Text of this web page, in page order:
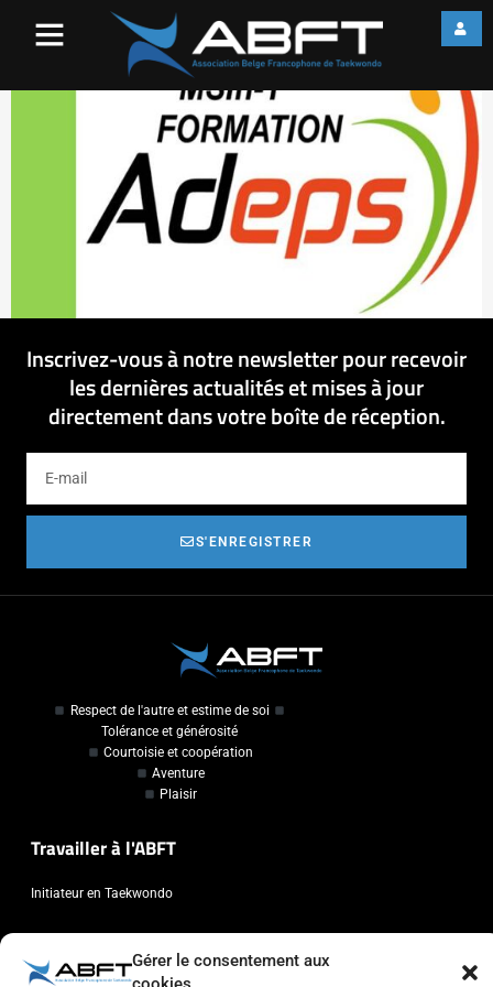
Gérer le consentement aux
Inscrivez-vous à notre newsletter pour recevoir
les dernières actualités et mises à jour
directement dans votre boîte de réception.
S'ENREGISTRER
Respect de l'autre et estime de soi
Tolérance et générosité
Courtoisie et coopération
Aventure
Plaisir
Travailler à l'ABFT
Initiateur en Taekwondo